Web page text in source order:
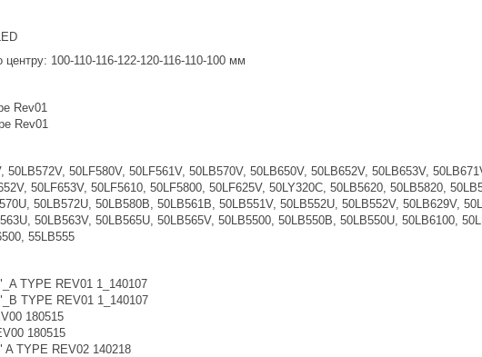
центру: 100-110-116-122-120-116-110-100 мм
Rev01
Rev01
50LB572V, 50LF580V, 50LF561V, 50LB570V, 50LB650V, 50LB652V, 50LB653V,
50LF653V, 50LF5610, 50LF5800, 50LF625V, 50LY320C, 50LB5620, 50LB5820,
50LB572U, 50LB580B, 50LB561B, 50LB551V, 50LB552U, 50LB552V, 50LB629V,
50LB563V, 50LB565U, 50LB565V, 50LB5500, 50LB550B, 50LB550U, 50LB6100,
55LB555
TYPE REV01 1_140107
TYPE REV01 1_140107
180515
180515
A TYPE REV02 140218